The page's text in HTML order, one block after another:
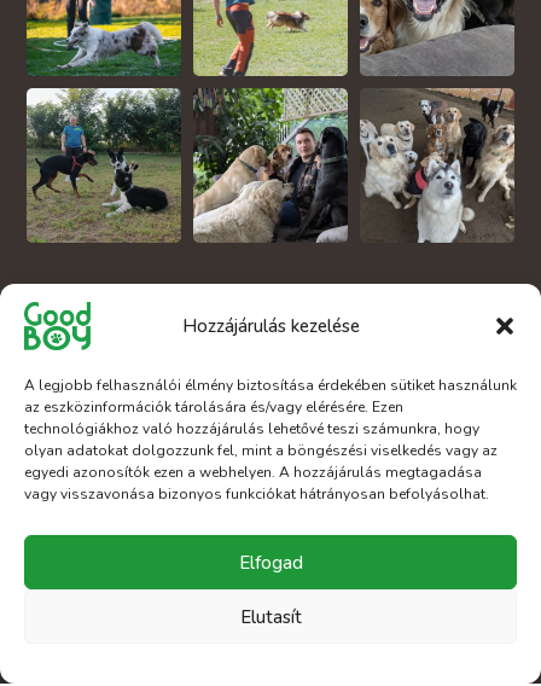
Hozzájárulás kezelése
A legjobb felhasználói élmény biztosítása érdekében sütiket használunk
az eszközinformációk tárolására és/vagy elérésére. Ezen
technológiákhoz való hozzájárulás lehetővé teszi számunkra, hogy
olyan adatokat dolgozzunk fel, mint a böngészési viselkedés vagy az
egyedi azonosítók ezen a webhelyen. A hozzájárulás megtagadása
vagy visszavonása bizonyos funkciókat hátrányosan befolyásolhat.
Elfogad
Elutasít
Nyitva vagyunk
Hét-Pén: 7:00 – 18:00
Szombat: 8:00 - 17:00